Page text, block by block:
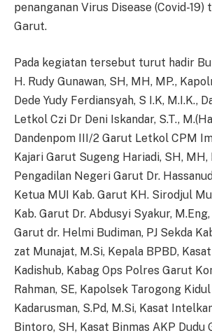
penanganan Virus Disease (Covid-
Garut.
Pada kegiatan tersebut turut hadir
H. Rudy Gunawan, SH, MH, MP.,
Dede Yudy Ferdiansyah, S I.K, M.I.K.,
Letkol Czi Dr Deni Iskandar, S.T.,
Dandenpom III/2 Garut Letkol CPM
Kajari Garut Sugeng Hariadi, SH, MH,
Pengadilan Negeri Garut Dr.
Ketua MUI Kab. Garut KH. Sirodjul
Kab. Garut Dr. Abdusyi Syakur,
Garut dr. Helmi Budiman, PJ Sekda
zat Munajat, M.Si, Kepala BPBD,
Kadishub, Kabag Ops Polres Garut
Rahman, SE, Kapolsek Tarogong
Kadarusman, S.Pd, M.Si, Kasat
Bintoro, SH, Kasat Binmas AKP Dudu